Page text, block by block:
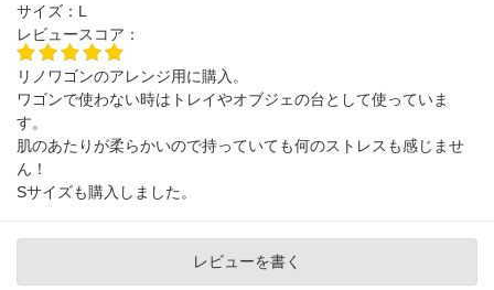
サイズ： L
レビュースコア：
リノワゴンのアレンジ用に購入。
ワゴンで使わない時はトレイやオブジェの台として使っていま
す。
肌のあたりが柔らかいので持っていても何のストレスも感じませ
ん！
Sサイズも購入しました。
レビューを書く